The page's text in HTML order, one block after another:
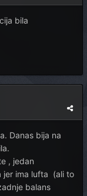
bila
Danas bija na
, jedan
jer ima lufta (ali to
balans